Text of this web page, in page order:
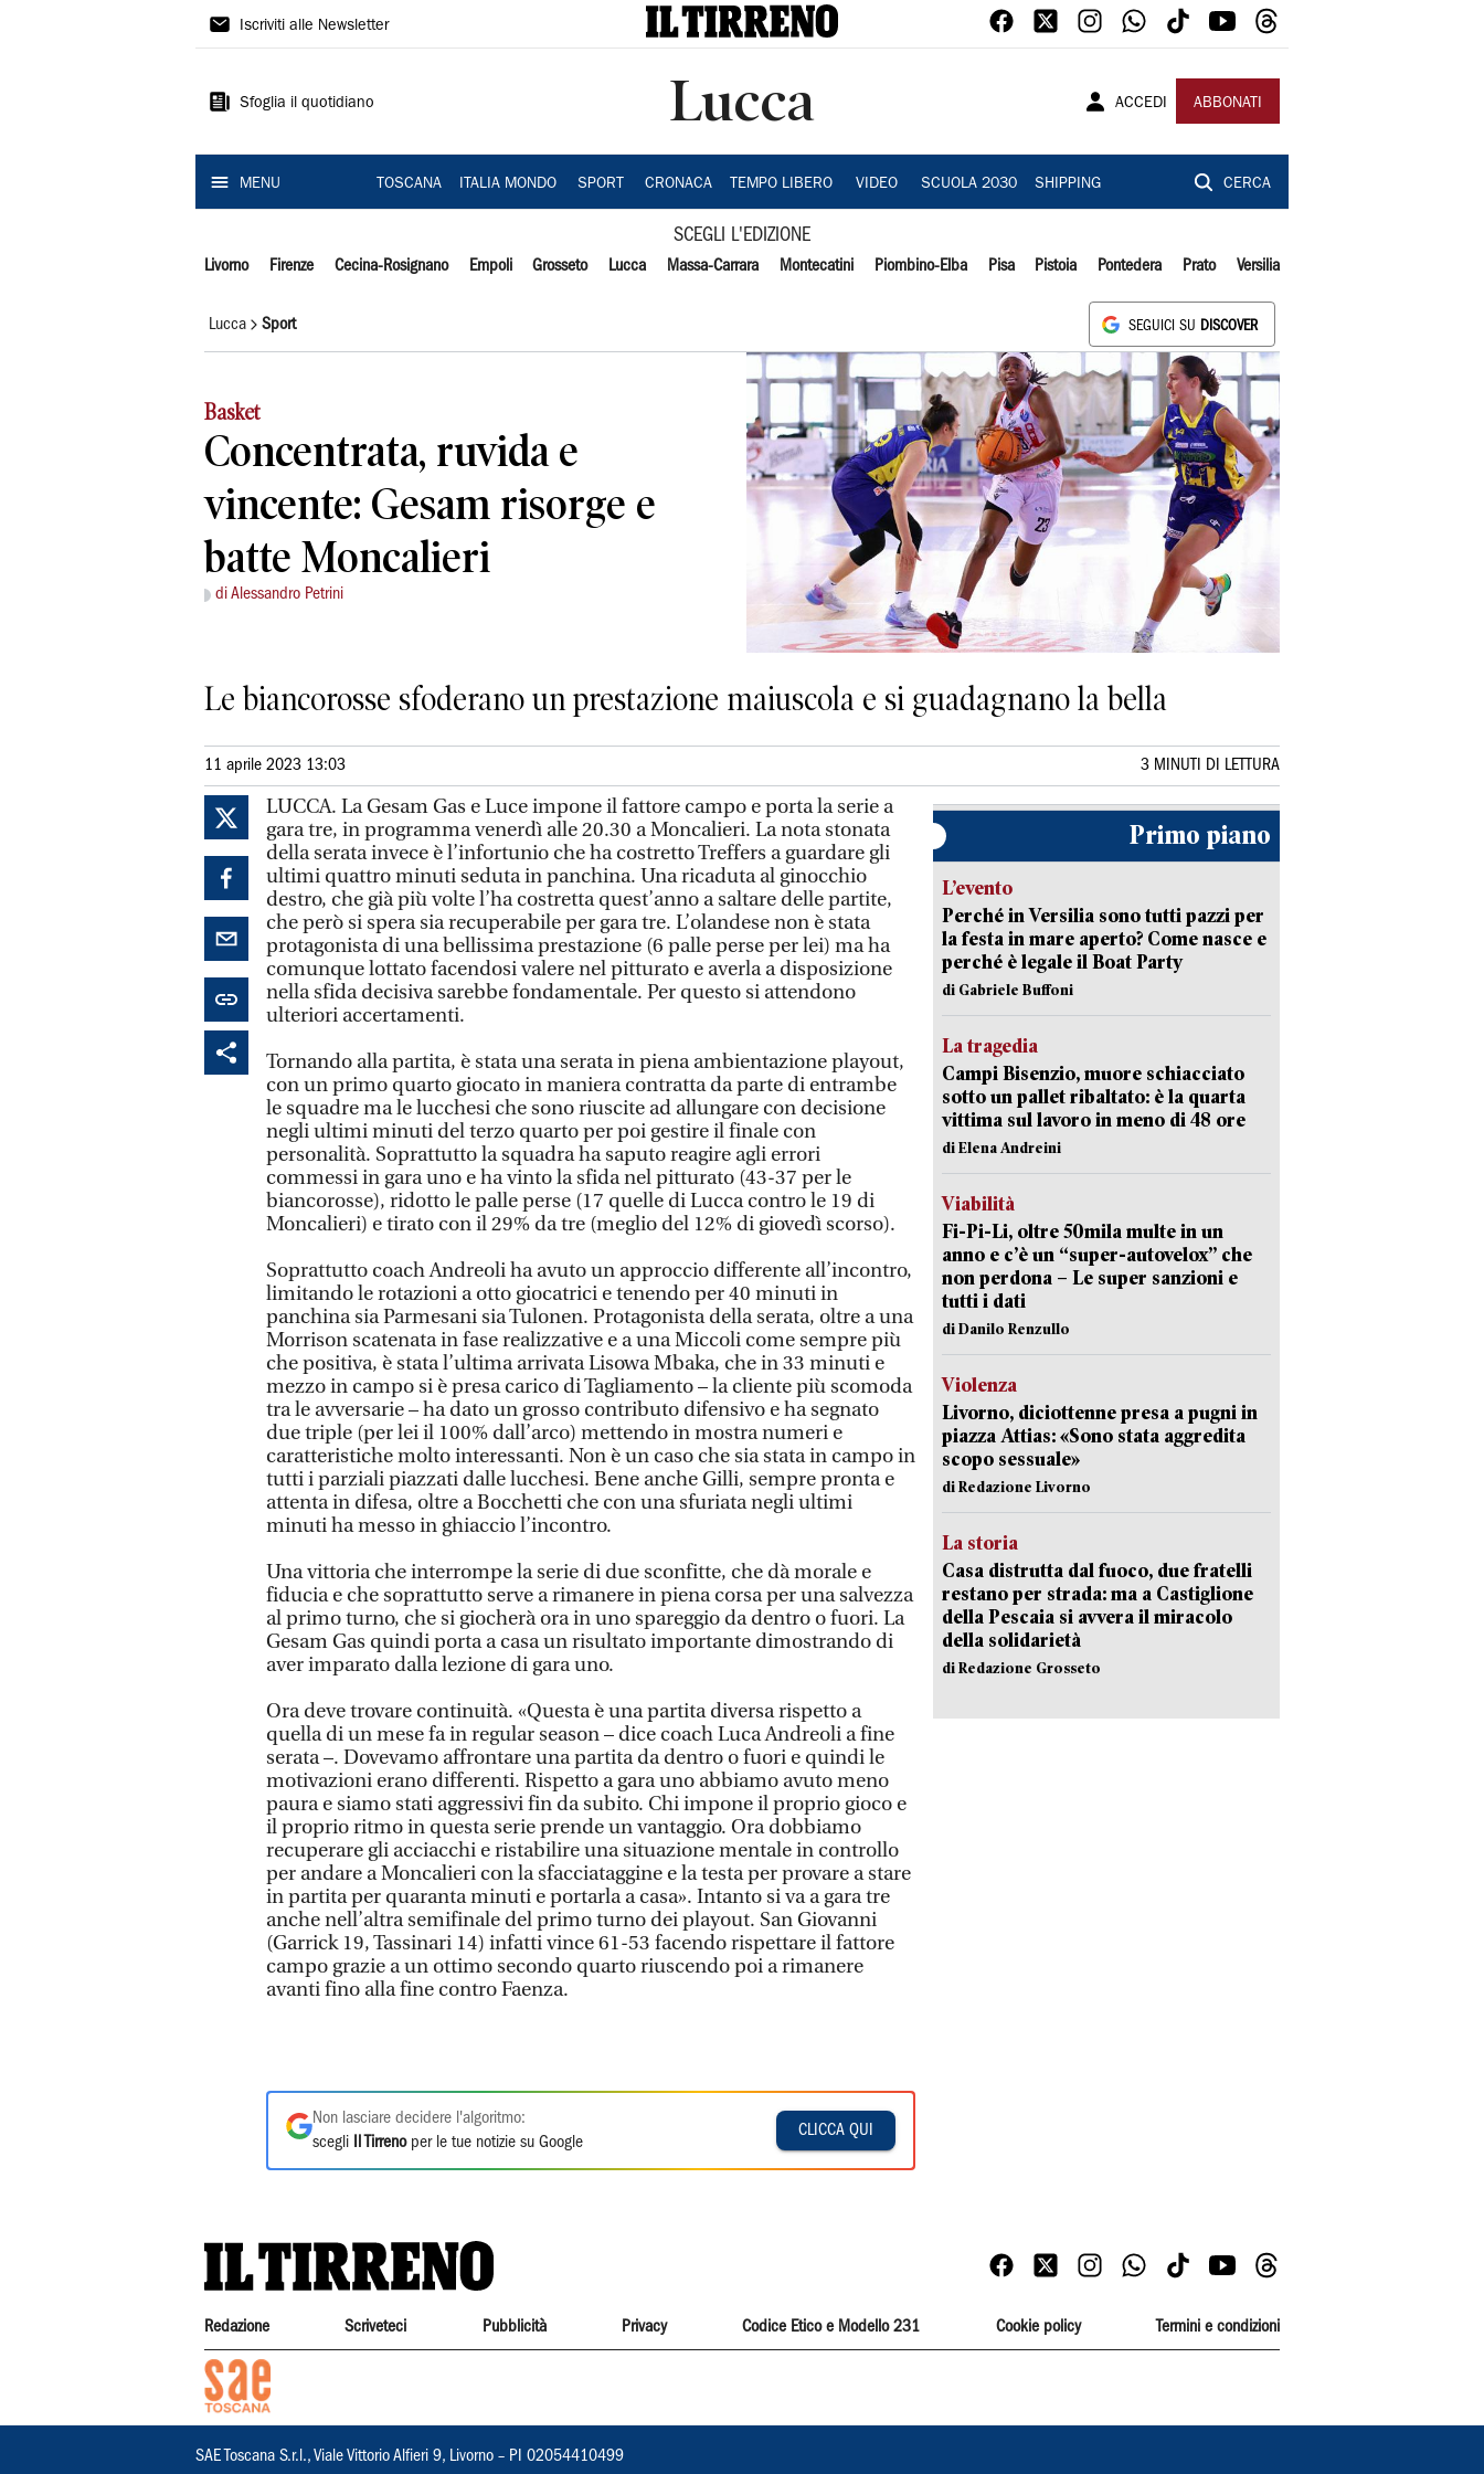
Il
Iscriviti alle Newsletter
Sfoglia il quotidiano Lucca ACCEDI ABBONATI
MENU TOSCANA ITALIA MONDO SPORT CRONACA TEMPO LIBERO VIDEO SCUOLA 2030 SHIPPING CERCA
SCEGLI L'EDIZIONE
Livorno Firenze Cecina-Rosignano Empoli Grosseto Lucca Massa-Carrara Montecatini Piombino-Elba Pisa Pistoia Pontedera Prato Versilia
Lucca Sport SEGUICI SU DISCOVER
Basket
Concentrata, ruvida e
vincente: Gesam risorge e
batte Moncalieri
di Alessandro Petrini
Le biancorosse sfoderano un prestazione maiuscola e si guadagnano la bella
11 aprile 2023 13:03 3 MINUTI DI LETTURA
LUCCA. La Gesam Gas e Luce impone il fattore campo e porta la serie a
gara tre, in programma venerdì alle 20.30 a Moncalieri. La nota stonata
della serata invece è l’infortunio che ha costretto Treffers a guardare gli
ultimi quattro minuti seduta in panchina. Una ricaduta al ginocchio
destro, che già più volte l’ha costretta quest’anno a saltare delle partite,
che però si spera sia recuperabile per gara tre. L’olandese non è stata
protagonista di una bellissima prestazione (6 palle perse per lei) ma ha
comunque lottato facendosi valere nel pitturato e averla a disposizione
nella sfida decisiva sarebbe fondamentale. Per questo si attendono
ulteriori accertamenti.
Tornando alla partita, è stata una serata in piena ambientazione playout,
con un primo quarto giocato in maniera contratta da parte di entrambe
le squadre ma le lucchesi che sono riuscite ad allungare con decisione
negli ultimi minuti del terzo quarto per poi gestire il finale con
personalità. Soprattutto la squadra ha saputo reagire agli errori
commessi in gara uno e ha vinto la sfida nel pitturato (43-37 per le
biancorosse), ridotto le palle perse (17 quelle di Lucca contro le 19 di
Moncalieri) e tirato con il 29% da tre (meglio del 12% di giovedì scorso).
Soprattutto coach Andreoli ha avuto un approccio differente all’incontro,
limitando le rotazioni a otto giocatrici e tenendo per 40 minuti in
panchina sia Parmesani sia Tulonen. Protagonista della serata, oltre a una
Morrison scatenata in fase realizzative e a una Miccoli come sempre più
che positiva, è stata l’ultima arrivata Lisowa Mbaka, che in 33 minuti e
mezzo in campo si è presa carico di Tagliamento – la cliente più scomoda
tra le avversarie – ha dato un grosso contributo difensivo e ha segnato
due triple (per lei il 100% dall’arco) mettendo in mostra numeri e
caratteristiche molto interessanti. Non è un caso che sia stata in campo in
tutti i parziali piazzati dalle lucchesi. Bene anche Gilli, sempre pronta e
attenta in difesa, oltre a Bocchetti che con una sfuriata negli ultimi
minuti ha messo in ghiaccio l’incontro.
Una vittoria che interrompe la serie di due sconfitte, che dà morale e
fiducia e che soprattutto serve a rimanere in piena corsa per una salvezza
al primo turno, che si giocherà ora in uno spareggio da dentro o fuori. La
Gesam Gas quindi porta a casa un risultato importante dimostrando di
aver imparato dalla lezione di gara uno.
Ora deve trovare continuità. «Questa è una partita diversa rispetto a
quella di un mese fa in regular season – dice coach Luca Andreoli a fine
serata –. Dovevamo affrontare una partita da dentro o fuori e quindi le
motivazioni erano differenti. Rispetto a gara uno abbiamo avuto meno
paura e siamo stati aggressivi fin da subito. Chi impone il proprio gioco e
il proprio ritmo in questa serie prende un vantaggio. Ora dobbiamo
recuperare gli acciacchi e ristabilire una situazione mentale in controllo
per andare a Moncalieri con la sfacciataggine e la testa per provare a stare
in partita per quaranta minuti e portarla a casa». Intanto si va a gara tre
anche nell’altra semifinale del primo turno dei playout. San Giovanni
(Garrick 19, Tassinari 14) infatti vince 61-53 facendo rispettare il fattore
campo grazie a un ottimo secondo quarto riuscendo poi a rimanere
avanti fino alla fine contro Faenza.
Non lasciare decidere l'algoritmo:
scegli
Il Tirrenoper le tue notizie su Google
CLICCA QUI
Primo piano
L’evento
Perché in Versilia sono tutti pazzi per
la festa in mare aperto? Come nasce e
perché è legale il Boat Party
di Gabriele Buffoni
La tragedia
Campi Bisenzio, muore schiacciato
sotto un pallet ribaltato: è la quarta
vittima sul lavoro in meno di 48 ore
di Elena Andreini
Viabilità
Fi-Pi-Li, oltre 50mila multe in un
anno e c’è un “super-autovelox” che
non perdona – Le super sanzioni e
tutti i dati
di Danilo Renzullo
Violenza
Livorno, diciottenne presa a pugni in
piazza Attias: «Sono stata aggredita
scopo sessuale»
di Redazione Livorno
La storia
Casa distrutta dal fuoco, due fratelli
restano per strada: ma a Castiglione
della Pescaia si avvera il miracolo
della solidarietà
di Redazione Grosseto
Redazione Scriveteci Pubblicità Privacy Codice Etico e Modello 231 Cookie policy Termini e condizioni
SAE Toscana S.r.l., Viale Vittorio Alfieri 9, Livorno – PI 02054410499